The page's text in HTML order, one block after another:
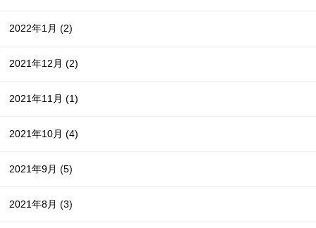
2022年1月(2)
2021年12月(2)
2021年11月(1)
2021年10月(4)
2021年9月(5)
2021年8月(3)